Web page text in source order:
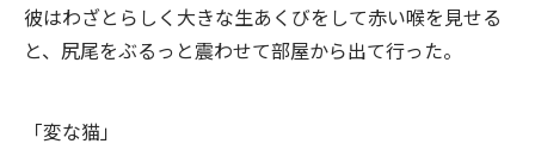
彼はわざとらしく大きな生あくびをして赤い喉を見せる
と、尻尾をぶるっと震わせて部屋から出て行った。
「変な猫」